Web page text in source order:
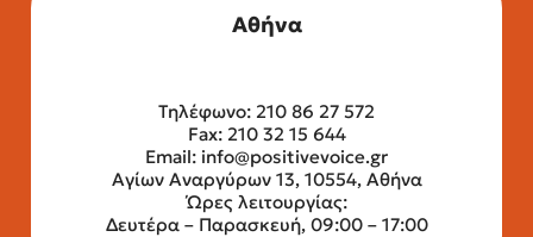
Αθήνα
Τηλέφωνο: 210 86 27 572
Fax: 210 32 15 644
Email: info@positivevoice.gr
Αγίων Αναργύρων 13, 10554, Αθήνα
Ώρες λειτουργίας:
Δευτέρα – Παρασκευή, 09:00 – 17:00